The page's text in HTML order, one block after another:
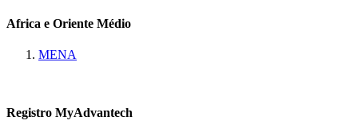
Africa e Oriente Médio
MENA
Registro MyAdvantech